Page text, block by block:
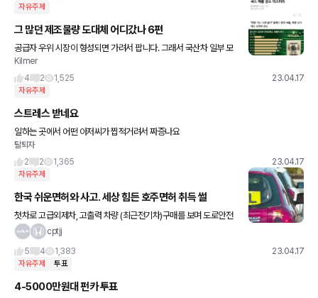
자유주제
그 많던 제조물량 도대체 어디갔나 6편
공급자 우위 시장이 형성되면 가려서 팝니다. 그래서 국산차 일부 모
델들이 한국보다 외국 시장에 우선배정되면 내수시장에서 예를들어
Kilmer
4
2 1,525 23.04.17
자유주제
스트레스 받네요
일하는 곳에서 어떤 아저씨가 찝적거려서 짜증나요
탈퇴자
2
2 1,365 23.04.17
자유주제
한국 쉬운면허와 사고. 세상 힘든 호주면허 취득 썰
첫차로 고급외제차, 고출력 차량 (최근전기차)구매를 보며 도로안전
에 대해 물음표가 생겼습니다. 2016년 12월부터 코스도 늘어나고 T
cptjj
5
4 1,383 23.04.17
자유주제 투표
4-5000만원대 펀카 투표